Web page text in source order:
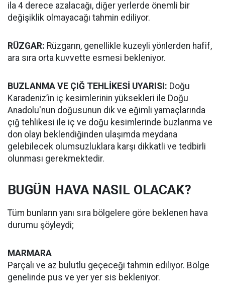
ila 4 derece azalacağı, diğer yerlerde önemli bir
değişiklik olmayacağı tahmin ediliyor.
RÜZGAR: Rüzgarın, genellikle kuzeyli yönlerden hafif,
ara sıra orta kuvvette esmesi bekleniyor.
BUZLANMA VE ÇIĞ TEHLİKESİ UYARISI: Doğu
Karadeniz’in iç kesimlerinin yüksekleri ile Doğu
Anadolu'nun doğusunun dik ve eğimli yamaçlarında
çığ tehlikesi ile iç ve doğu kesimlerinde buzlanma ve
don olayı beklendiğinden ulaşımda meydana
gelebilecek olumsuzluklara karşı dikkatli ve tedbirli
olunması gerekmektedir.
BUGÜN HAVA NASIL OLACAK?
Tüm bunların yanı sıra bölgelere göre beklenen hava
durumu şöyleydi;
MARMARA
Parçalı ve az bulutlu geçeceği tahmin ediliyor. Bölge
genelinde pus ve yer yer sis bekleniyor.